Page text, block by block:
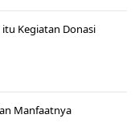
Kegiatan Donasi
Manfaatnya